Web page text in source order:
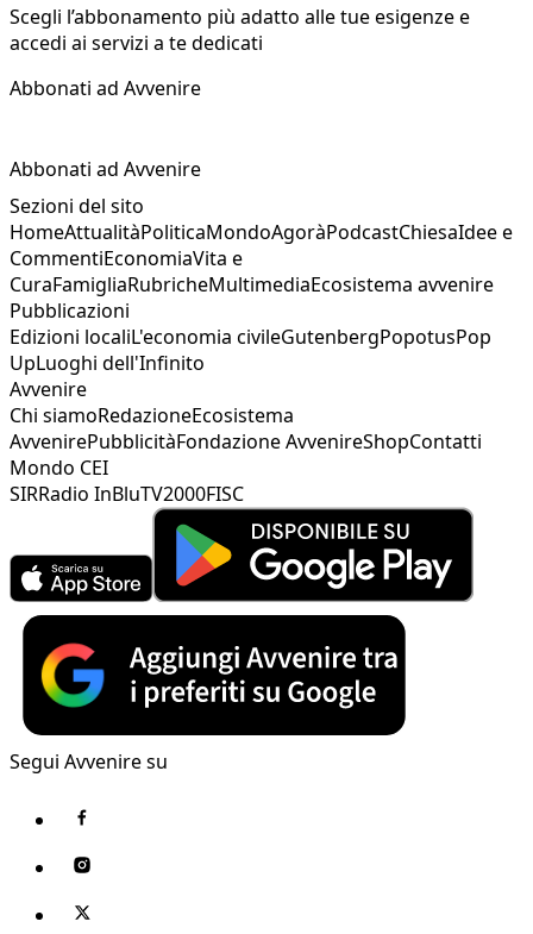
Scegli l’abbonamento più adatto alle tue esigenze e
accedi ai servizi a te dedicati
Abbonati ad Avvenire
Abbonati ad Avvenire
Sezioni del sito
HomeAttualitàPoliticaMondoAgoràPodcastChiesaIdee e
CommentiEconomiaVita e
CuraFamigliaRubricheMultimediaEcosistema avvenire
Pubblicazioni
Edizioni localiL'economia civileGutenbergPopotusPop
UpLuoghi dell'Infinito
Avvenire
Chi siamoRedazioneEcosistema
AvvenirePubblicitàFondazione AvvenireShopContatti
Mondo CEI
SIRRadio InBluTV2000FISC
Segui Avvenire su